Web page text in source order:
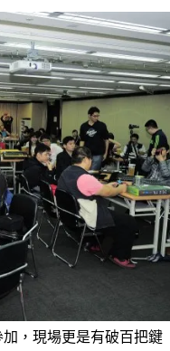
，現場更是有破百把鍵